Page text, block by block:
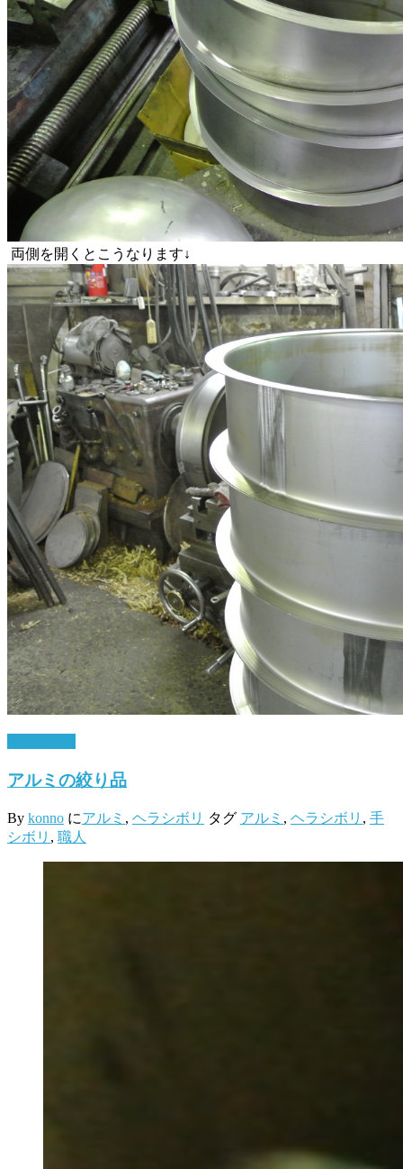
両側を開くとこうなります↓
アルミの絞り品
By konno にアルミ , ヘラシボリ タグ アルミ , ヘラシボリ , 手
シボリ , 職人